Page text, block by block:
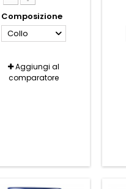
Composizione
Collo
Aggiungi al
comparatore